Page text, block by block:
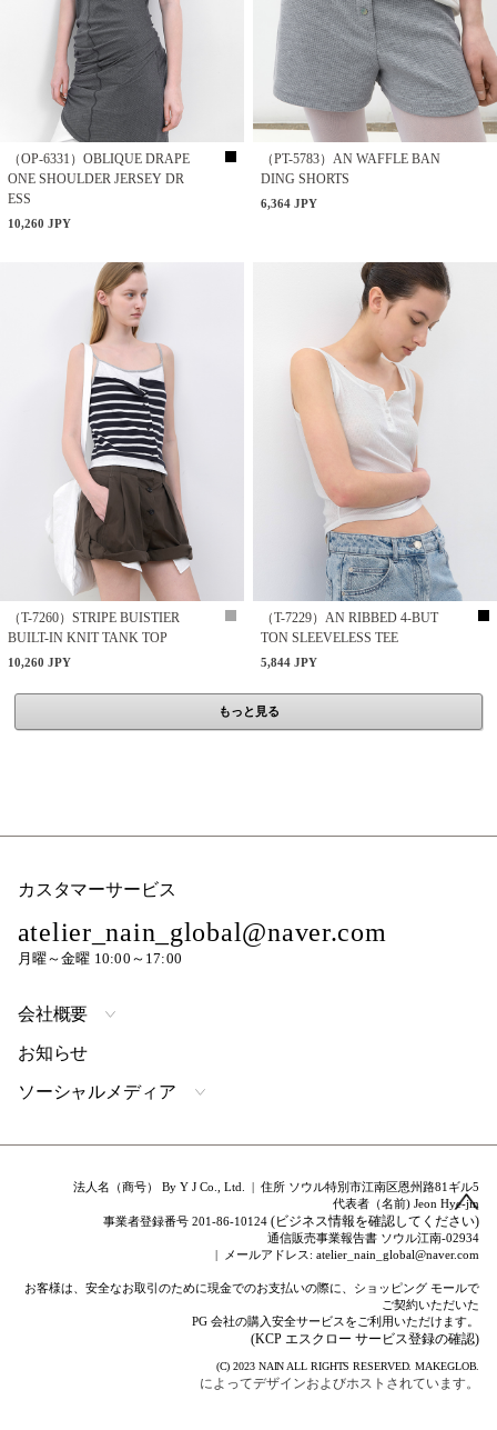
（OP-6331）OBLIQUE DRAPE
ONE SHOULDER JERSEY DR
ESS
10,260 JPY
（PT-5783）AN WAFFLE BAN
DING SHORTS
6,364 JPY
（T-7260）STRIPE BUISTIER
BUILT-IN KNIT TANK TOP
10,260 JPY
（T-7229）AN RIBBED 4-BUT
TON SLEEVELESS TEE
5,844 JPY
もっと見る
カスタマーサービス
atelier_nain_global@naver.com
月曜～金曜 10:00～17:00
会社概要
お知らせ
ソーシャルメディア
法人名（商号） By Y J Co., Ltd. | 住所 ソウル特別市江南区恩州路81ギル5
代表者（名前) Jeon Hye-jin
事業者登録番号 201-86-10124(ビジネス情報を確認してください)
通信販売事業報告書 ソウル江南-02934
| メールアドレス: atelier_nain_global@naver.com
お客様は、安全なお取引のために現金でのお支払いの際に、ショッピング モールで
ご契約いただいた
PG 会社の購入安全サービスをご利用いただけます。
(KCP エスクロー サービス登録の確認)
(C) 2023 NAIN ALL RIGHTS RESERVED.MAKEGLOB.
によってデザインおよびホストされています。